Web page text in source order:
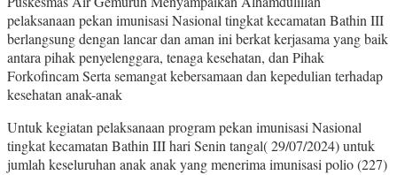
pelaksanaan pekan imunisasi Nasional tingkat kecamatan Bathin III
berlangsung dengan lancar dan aman ini berkat kerjasama yang baik
antara pihak penyelenggara, tenaga kesehatan, dan Pihak
Forkofincam Serta semangat kebersamaan dan kepedulian terhadap
kesehatan anak-anak
Untuk kegiatan pelaksanaan program pekan imunisasi Nasional
tingkat kecamatan Bathin III hari Senin tangal( 29/07/2024) untuk
jumlah keseluruhan anak anak yang menerima imunisasi polio (227)